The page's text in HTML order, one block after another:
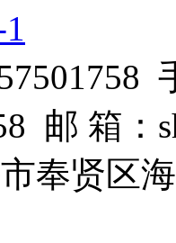
邮 箱：
奉贤区